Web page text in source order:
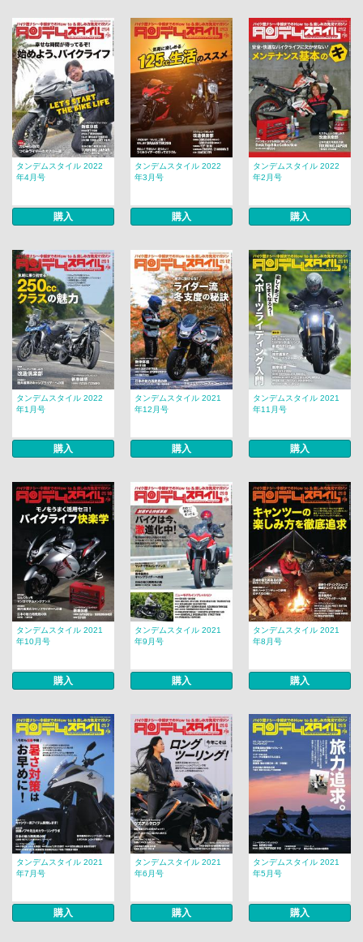
タンデムスタイル 2022
年4月号
購入
タンデムスタイル 2022
年3月号
購入
タンデムスタイル 2022
年2月号
購入
タンデムスタイル 2022
年1月号
購入
タンデムスタイル 2021
年12月号
購入
タンデムスタイル 2021
年11月号
購入
タンデムスタイル 2021
年10月号
購入
タンデムスタイル 2021
年9月号
購入
タンデムスタイル 2021
年8月号
購入
タンデムスタイル 2021
年7月号
購入
タンデムスタイル 2021
年6月号
購入
タンデムスタイル 2021
年5月号
購入